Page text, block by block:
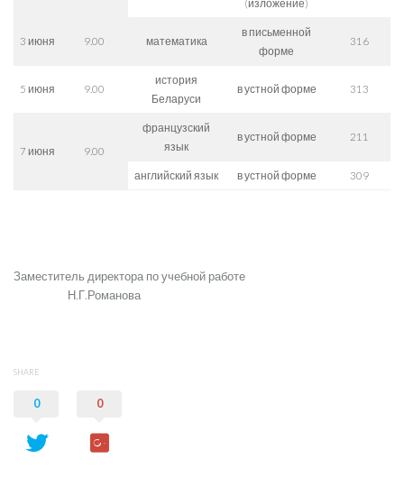
(изложение)
3 июня 9.00 математика
в письменной
форме
316
5 июня 9.00
история
Беларуси
в устной форме 313
7 июня 9.00
французский
язык
в устной форме 211
английский язык в устной форме 309
Заместитель директора по учебной работе
Н.Г.Романова
SHARE
0 0